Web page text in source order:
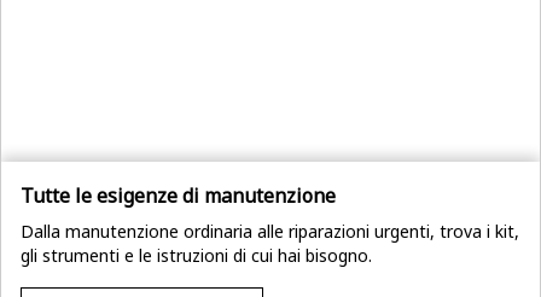
Tutte le esigenze di manutenzione
Dalla manutenzione ordinaria alle riparazioni urgenti, trova i kit,
gli strumenti e le istruzioni di cui hai bisogno.